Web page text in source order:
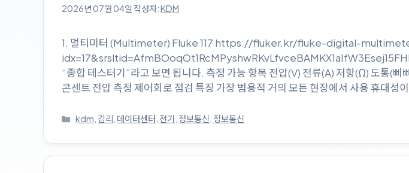
2026년 07월 04일 작성자:KDM
1. 멀티미터 (Multimeter) Fluke 117 https://fluker.kr/fluke-digital-
“종합 테스터기”라고 보면 됩니다. 측정 가능 항목 전압(V) 전류(A) 저항(Ω) 도통(
콘센트 전압 측정 제어회로 점검 특징 가장 범용적 거의 모든 현장에서 사용 휴대성
카
고
리
kdm 감리 데이터센터 전기 정보통신 정보통신